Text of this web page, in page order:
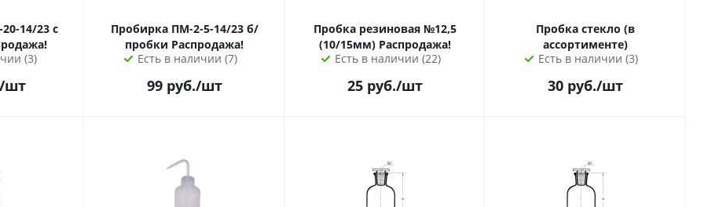
14/23 с
(3)
/шт
Пробирка ПМ-2-5-14/23 б/
пробки Распродажа!
Есть в наличии (7)
99руб./шт
Пробка резиновая №12,5
(10/15мм) Распродажа!
Есть в наличии (22)
25руб./шт
Пробка стекло (в
ассортименте)
Есть в наличии (3)
30руб./шт